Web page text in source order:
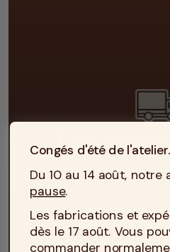
Congés d'été de l'atelier.
Du 10 au 14 août,
pause.
Les fabrications et
dès le 17 août. Vous
commander